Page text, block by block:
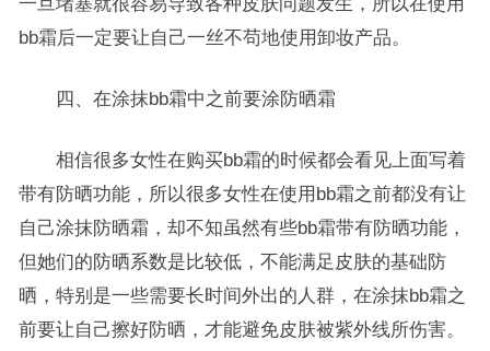
bb霜后一定要让自己一丝不苟地使用卸妆产品。
四、在涂抹bb霜中之前要涂防晒霜
相信很多女性在购买bb霜的时候都会看见上面写着
带有防晒功能，所以很多女性在使用bb霜之前都没有让
自己涂抹防晒霜，却不知虽然有些bb霜带有防晒功能，
但她们的防晒系数是比较低，不能满足皮肤的基础防
晒，特别是一些需要长时间外出的人群，在涂抹bb霜之
前要让自己擦好防晒，才能避免皮肤被紫外线所伤害。